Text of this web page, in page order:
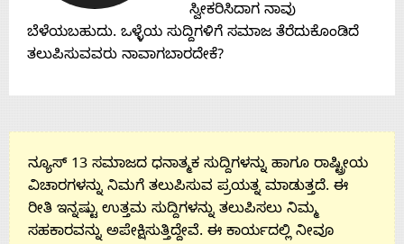
ಸ್ವೀಕರಿಸಿದಾಗ ನಾವು
ಬೆಳೆಯಬಹುದು. ಒಳ್ಳೆಯ ಸುದ್ದಿಗಳಿಗೆ ಸಮಾಜ ತೆರೆದುಕೊಂಡಿದೆ
ತಲುಪಿಸುವವರು ನಾವಾಗಬಾರದೇಕೆ?
ನ್ಯೂಸ್ 13 ಸಮಾಜದ ಧನಾತ್ಮಕ ಸುದ್ದಿಗಳನ್ನು ಹಾಗೂ ರಾಷ್ಟ್ರೀಯ
ವಿಚಾರಗಳನ್ನು ನಿಮಗೆ ತಲುಪಿಸುವ ಪ್ರಯತ್ನ ಮಾಡುತ್ತದೆ. ಈ
ರೀತಿ ಇನ್ನಷ್ಟು ಉತ್ತಮ ಸುದ್ದಿಗಳನ್ನು ತಲುಪಿಸಲು ನಿಮ್ಮ
ಸಹಕಾರವನ್ನು ಅಪೇಕ್ಷಿಸುತ್ತಿದ್ದೇವೆ. ಈ ಕಾರ್ಯದಲ್ಲಿ ನೀವೂ